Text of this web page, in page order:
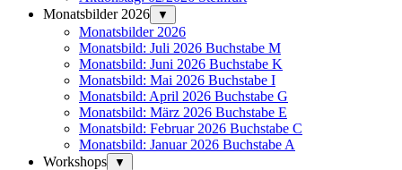
Monatsbilder 2026
▼
Monatsbilder 2026
Monatsbild: Juli 2026 Buchstabe M
Monatsbild: Juni 2026 Buchstabe K
Monatsbild: Mai 2026 Buchstabe I
Monatsbild: April 2026 Buchstabe G
Monatsbild: März 2026 Buchstabe E
Monatsbild: Februar 2026 Buchstabe C
Monatsbild: Januar 2026 Buchstabe A
Workshops
▼